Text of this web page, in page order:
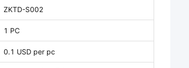
ZKTD-S002
1 PC
0.1 USD per pc